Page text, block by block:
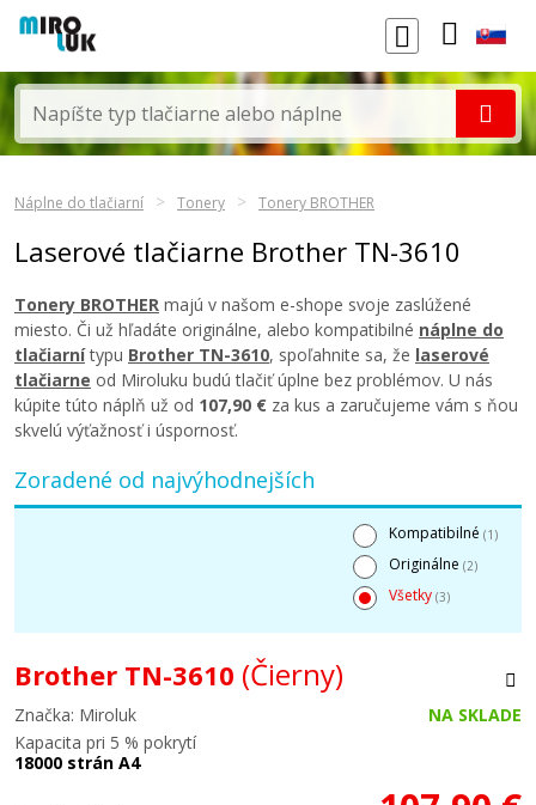
Náplne do tlačiarní Tonery Tonery BROTHER
Laserové tlačiarne Brother TN-3610
Tonery BROTHER majú v našom e-shope svoje zaslúžené
miesto. Či už hľadáte originálne, alebo kompatibilné náplne do
tlačiarnítypu Brother TN-3610, spoľahnite sa, že laserové
tlačiarne od Miroluku budú tlačiť úplne bez problémov. U nás
kúpite túto náplň už od 107,90 € za kus a zaručujeme vám s ňou
skvelú výťažnosť i úspornosť.
Zoradené od najvýhodnejších
Kompatibilné (1)
Originálne (2)
Všetky (3)
Brother TN-3610 (Čierny)
Značka: Miroluk
NA SKLADE
Kapacita pri 5 % pokrytí
18000 strán A4